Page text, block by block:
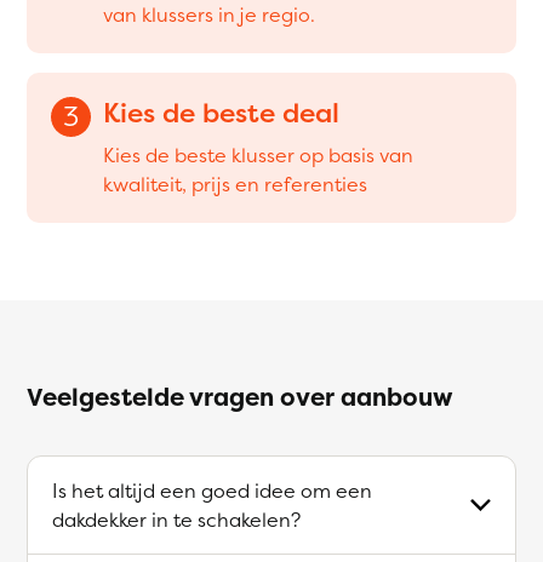
van klussers in je regio.
3 Kies de beste deal
Kies de beste klusser op basis van
kwaliteit, prijs en referenties
Veelgestelde vragen over aanbouw
Is het altijd een goed idee om een
dakdekker in te schakelen?